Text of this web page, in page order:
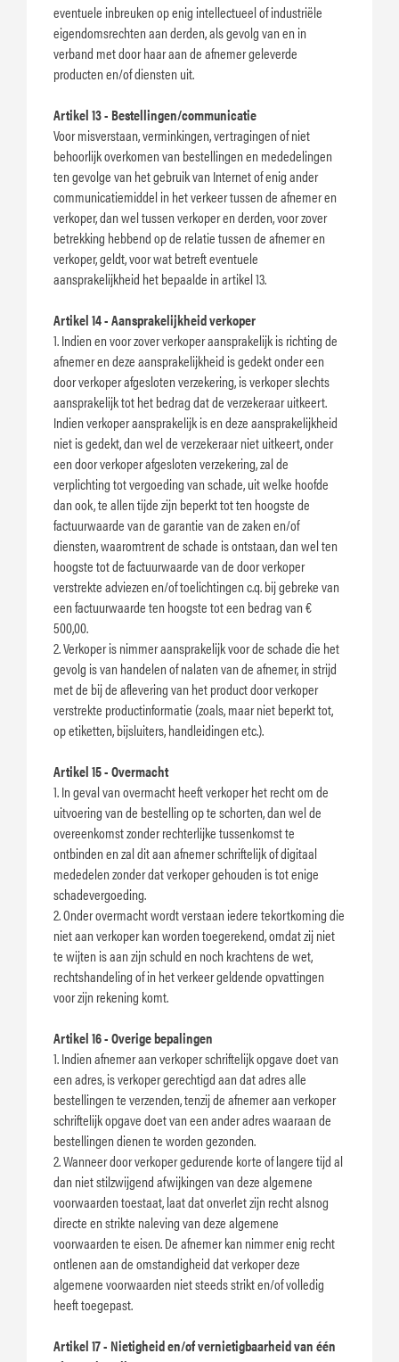
eventuele inbreuken op enig intellectueel of industriële
eigendomsrechten aan derden, als gevolg van en in
verband met door haar aan de afnemer geleverde
producten en/of diensten uit.
Artikel 13 - Bestellingen/communicatie
Voor misverstaan, verminkingen, vertragingen of niet
behoorlijk overkomen van bestellingen en mededelingen
ten gevolge van het gebruik van Internet of enig ander
communicatiemiddel in het verkeer tussen de afnemer en
verkoper, dan wel tussen verkoper en derden, voor zover
betrekking hebbend op de relatie tussen de afnemer en
verkoper, geldt, voor wat betreft eventuele
aansprakelijkheid het bepaalde in artikel 13.
Artikel 14 - Aansprakelijkheid verkoper
1. Indien en voor zover verkoper aansprakelijk is richting de
afnemer en deze aansprakelijkheid is gedekt onder een
door verkoper afgesloten verzekering, is verkoper slechts
aansprakelijk tot het bedrag dat de verzekeraar uitkeert.
Indien verkoper aansprakelijk is en deze aansprakelijkheid
niet is gedekt, dan wel de verzekeraar niet uitkeert, onder
een door verkoper afgesloten verzekering, zal de
verplichting tot vergoeding van schade, uit welke hoofde
dan ook, te allen tijde zijn beperkt tot ten hoogste de
factuurwaarde van de garantie van de zaken en/of
diensten, waaromtrent de schade is ontstaan, dan wel ten
hoogste tot de factuurwaarde van de door verkoper
verstrekte adviezen en/of toelichtingen c.q. bij gebreke van
een factuurwaarde ten hoogste tot een bedrag van €
500,00.
2. Verkoper is nimmer aansprakelijk voor de schade die het
gevolg is van handelen of nalaten van de afnemer, in strijd
met de bij de aflevering van het product door verkoper
verstrekte productinformatie (zoals, maar niet beperkt tot,
op etiketten, bijsluiters, handleidingen etc.).
Artikel 15 - Overmacht
1. In geval van overmacht heeft verkoper het recht om de
uitvoering van de bestelling op te schorten, dan wel de
overeenkomst zonder rechterlijke tussenkomst te
ontbinden en zal dit aan afnemer schriftelijk of digitaal
mededelen zonder dat verkoper gehouden is tot enige
schadevergoeding.
2. Onder overmacht wordt verstaan iedere tekortkoming die
niet aan verkoper kan worden toegerekend, omdat zij niet
te wijten is aan zijn schuld en noch krachtens de wet,
rechtshandeling of in het verkeer geldende opvattingen
voor zijn rekening komt.
Artikel 16 - Overige bepalingen
1. Indien afnemer aan verkoper schriftelijk opgave doet van
een adres, is verkoper gerechtigd aan dat adres alle
bestellingen te verzenden, tenzij de afnemer aan verkoper
schriftelijk opgave doet van een ander adres waaraan de
bestellingen dienen te worden gezonden.
2. Wanneer door verkoper gedurende korte of langere tijd al
dan niet stilzwijgend afwijkingen van deze algemene
voorwaarden toestaat, laat dat onverlet zijn recht alsnog
directe en strikte naleving van deze algemene
voorwaarden te eisen. De afnemer kan nimmer enig recht
ontlenen aan de omstandigheid dat verkoper deze
algemene voorwaarden niet steeds strikt en/of volledig
heeft toegepast.
Artikel 17 - Nietigheid en/of vernietigbaarheid van één